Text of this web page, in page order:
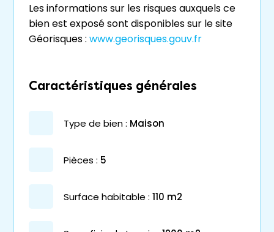
Les informations sur les risques auxquels ce
bien est exposé sont disponibles sur le site
Géorisques : www.georisques.gouv.fr
Caractéristiques générales
type de bien : maison
pièces : 5
surface habitable : 110 m2